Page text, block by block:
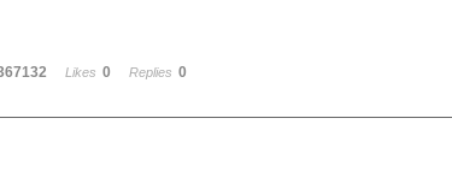
Likes 0 Replies 0